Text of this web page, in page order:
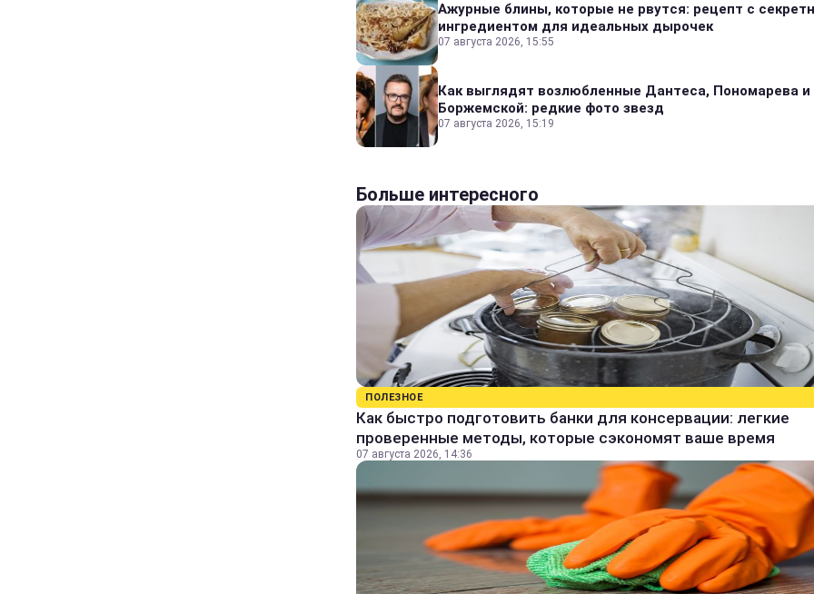
Ажурные блины, которые не рвутся: рецепт с
ингредиентом для идеальных дырочек
07 августа 2026, 15:55
Как выглядят возлюбленные Дантеса, Пономарева и
Боржемской: редкие фото звезд
07 августа 2026, 15:19
Больше интересного
ПОЛЕЗНОЕ
Как быстро подготовить банки для консервации: легкие
проверенные методы, которые сэкономят ваше время
07 августа 2026, 14:36